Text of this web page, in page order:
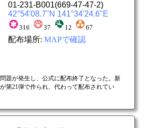
01-231-B001(669-47-47-2)
42°54'08.7"N 141°34'24.6"E
316 37 12 67
配布場所: MAPで確認
題が発生し、公式に配布終了となった。新
第21弾で作られ、代わって配布されてい